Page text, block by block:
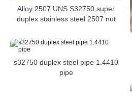
Alloy 2507 UNS S32750 super
duplex stainless steel 2507 nut
s32750 duplex steel pipe 1.4410
pipe